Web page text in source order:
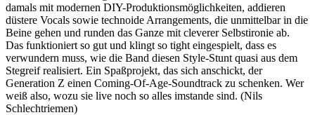
damals mit modernen DIY-Produktionsmöglichkeiten, addieren
düstere Vocals sowie technoide Arrangements, die unmittelbar in die
Beine gehen und runden das Ganze mit cleverer Selbstironie ab.
Das funktioniert so gut und klingt so tight eingespielt, dass es
verwundern muss, wie die Band diesen Style-Stunt quasi aus dem
Stegreif realisiert. Ein Spaßprojekt, das sich anschickt, der
Generation Z einen Coming-Of-Age-Soundtrack zu schenken. Wer
weiß also, wozu sie live noch so alles imstande sind. (Nils
Schlechtriemen)